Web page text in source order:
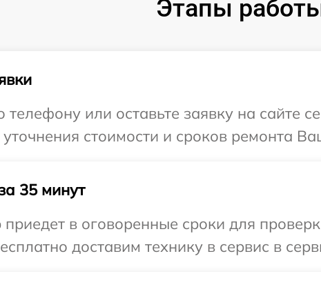
Этапы
или оставьте заявку на сайте
стоимости и сроков ремонта
35 минут
в оговоренные сроки для
доставим технику в сервис в